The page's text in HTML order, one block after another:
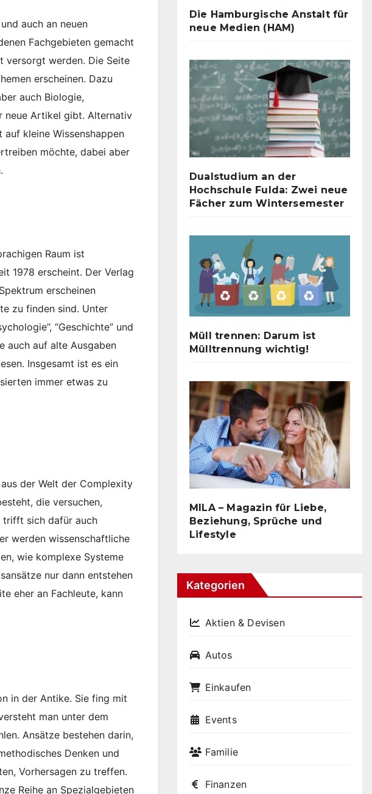
auch an neuen
Fachgebieten gemacht
versorgt werden. Die Seite
erscheinen. Dazu
auch Biologie,
neue Artikel gibt. Alternativ
kleine Wissenshappen
möchte, dabei aber
Raum ist
1978 erscheint. Der Verlag
erscheinen
zu finden sind. Unter
“Geschichte” und
auch auf alte Ausgaben
Insgesamt ist es ein
immer etwas zu
der Welt der Complexity
die versuchen,
trifft sich dafür auch
werden wissenschaftliche
wie komplexe Systeme
nur dann entstehen
eher an Fachleute, kann
in der Antike. Sie fing mit
man unter dem
Ansätze bestehen darin,
Denken und
Vorhersagen zu treffen.
Reihe an Spezialgebieten
Die Hamburgische Anstalt für
neue Medien (HAM)
Dualstudium an der
Hochschule Fulda: Zwei neue
Fächer zum Wintersemester
Müll trennen: Darum ist
Mülltrennung wichtig!
MILA – Magazin für Liebe,
Beziehung, Sprüche und
Lifestyle
Kategorien
Aktien & Devisen
Autos
Einkaufen
Events
Familie
Finanzen